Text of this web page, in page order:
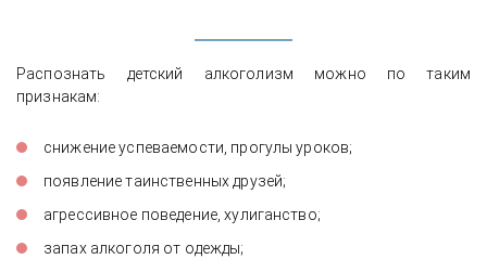
Распознать детский алкоголизм можно по таким
признакам:
снижение успеваемости, прогулы уроков;
появление таинственных друзей;
агрессивное поведение, хулиганство;
запах алкоголя от одежды;